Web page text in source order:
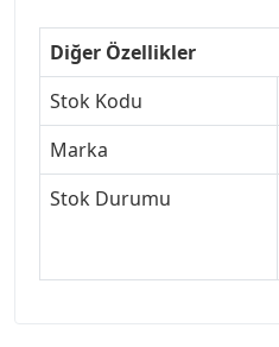
Diğer Özellikler
Stok Kodu
Marka
Stok Durumu